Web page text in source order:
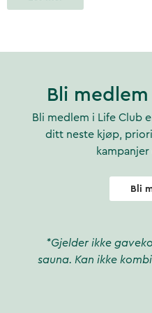
Bli
Bli medlem i Life Club
ditt neste kjøp,
Bli
*Gjelder ikke
sauna. Kan ikke